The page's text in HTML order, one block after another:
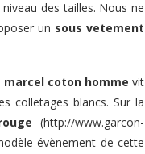
des tailles. Nous ne
un sous vetement
marcel coton homme vit
colletages blancs. Sur la
(http://www.garcon-
évènement de cette